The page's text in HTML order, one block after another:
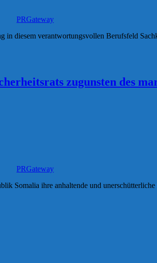
PRGateway
diesem verantwortungsvollen Berufsfeld
zugunsten des
PRGateway
Somalia ihre anhaltende und